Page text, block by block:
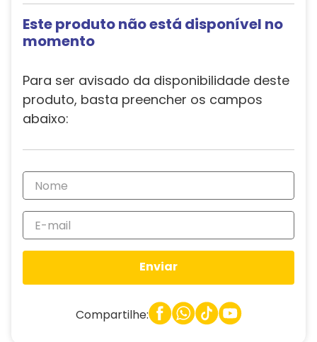
Este produto não está disponível no
momento
Para ser avisado da disponibilidade deste
produto, basta preencher os campos
abaixo:
Enviar
Compartilhe: